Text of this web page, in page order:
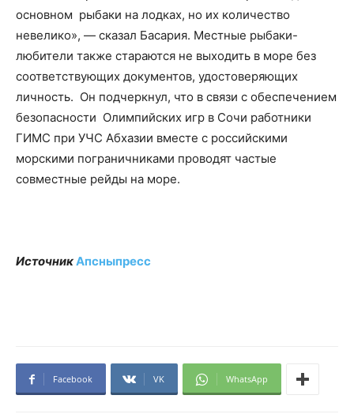
основном рыбаки на лодках, но их количество
невелико», — сказал Басария. Местные рыбаки-
любители также стараются не выходить в море без
соответствующих документов, удостоверяющих
личность. Он подчеркнул, что в связи с обеспечением
безопасности Олимпийских игр в Сочи работники
ГИМС при УЧС Абхазии вместе с российскими
морскими пограничниками проводят частые
совместные рейды на море.
ИсточникАпсныпресс
Facebook VK WhatsApp